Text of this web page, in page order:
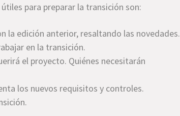
para preparar la transición son:
la edición anterior, resaltando las novedades.
en la transición.
el proyecto. Quiénes necesitarán
los nuevos requisitos y controles.